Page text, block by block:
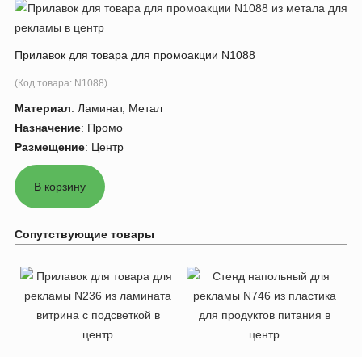
Прилавок для товара для промоакции N1088
(Код товара: N1088)
Материал: Ламинат, Метал
Назначение: Промо
Размещение: Центр
Сопутствующие товары